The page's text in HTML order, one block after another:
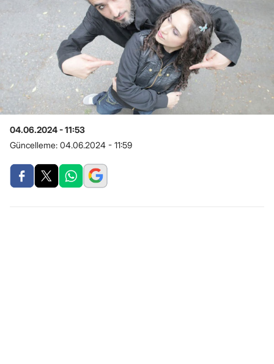
04.06.2024 - 11:53
Güncelleme: 04.06.2024 - 11:59